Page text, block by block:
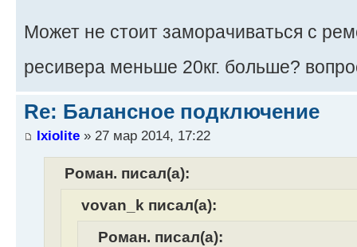
Может не стоит заморачиваться с
ресивера меньше 20кг. больше?
Re: Балансное подключение
Ixiolite » 27 мар 2014, 17:22
Роман. писал(а):
vovan_k писал(а):
Роман. писал(а):